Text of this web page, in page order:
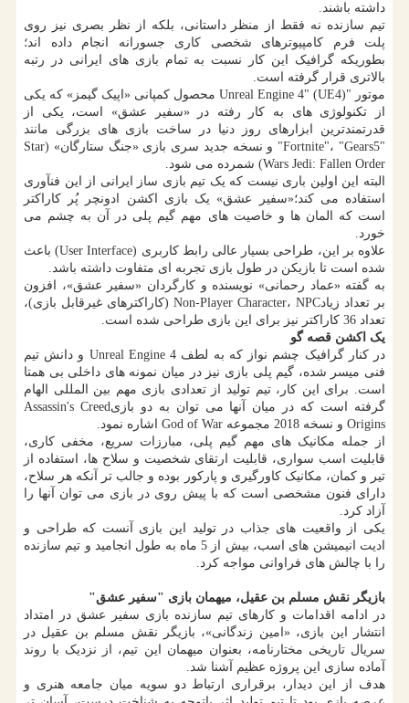
داشته باشند.
تیم سازنده نه فقط از منظر داستانی، بلکه از نظر بصری نیز روی
پلت فرم کامپیوترهای شخصی کاری جسورانه انجام داده اند؛
بطوریکه گرافیک این کار نسبت به تمام بازی های ایرانی در رتبه
بالاتری قرار گرفته است.
موتور "Unreal Engine 4" (UE4) محصول کمپانی «اپیک گیمز» که یکی
از تکنولوژی های به کار رفته در «سفیر عشق» است، یکی از
قدرتمندترین ابزارهای روز دنیا در ساخت بازی های بزرگی مانند
"Fortnite"، "Gears5" و نسخه جدید سری بازی «جنگ ستارگان» (Star
Wars Jedi: Fallen Order) شمرده می شود.
البته این اولین باری نیست که یک تیم بازی ساز ایرانی از این فنآوری
استفاده می کند؛«سفیر عشق» یک بازی اکشن ادونچر پُر کاراکتر
است که المان ها و خاصیت های مهم گیم پلی در آن به چشم می
خورد.
علاوه بر این، طراحی بسیار عالی رابط کاربری (User Interface)
باعث
شده است تا بازیکن در طول بازی تجربه ای متفاوت داشته باشد.
به گفته «عماد رحمانی» نویسنده و کارگردان «سفیر عشق»، افزون
بر تعداد زیادNon-Player Character، NPC (کاراکترهای غیرقابل بازی)،
تعداد 36 کاراکتر نیز برای این بازی طراحی شده است.
یک اکشن قصه گو
در کنار گرافیک چشم نواز که به لطف Unreal Engine 4 و دانش تیم
فنی میسر شده، گیم پلی بازی نیز در میان نمونه های داخلی بی همتا
است. برای این کار، تیم تولید از تعدادی بازی مهم بین المللی الهام
گرفته است که در میان آنها می توان به دو بازیAssassin's Creed
Origins و نسخه 2018 مجموعه God of War اشاره نمود.
از جمله مکانیک های مهم گیم پلی، مبارزات سریع، مخفی کاری،
قابلیت اسب سواری، قابلیت ارتقای شخصیت و سلاح ها، استفاده از
تیر و کمان، مکانیک کاورگیری و پارکور بوده و جالب تر آنکه هر سلاح،
دارای فنون مشخصی است که با پیش روی در بازی می توان آنها را
آزاد کرد.
یکی از واقعیت های جذاب در تولید این بازی آنست که طراحی و
ادیت انیمیشن های اسب، بیش از 5 ماه به طول انجامید و تیم سازنده
را با چالش های فراوانی مواجه کرد.
بازیگر نقش مسلم بن عقیل، میهمان بازی "سفیر عشق"
در ادامه اقدامات و کارهای تیم سازنده بازی سفیر عشق در امتداد
انتشار این بازی، «امین زندگانی»، بازیگر نقش مسلم بن عقیل در
سریال تاریخی مختارنامه، بعنوان میهمان این تیم، از نزدیک با روند
آماده سازی این پروژه عظیم آشنا شد.
هدف از این دیدار، برقراری ارتباط دو سویه میان جامعه هنری و